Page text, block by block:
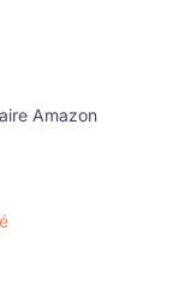
Amazon